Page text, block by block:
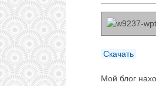
Скачать
Мой блог